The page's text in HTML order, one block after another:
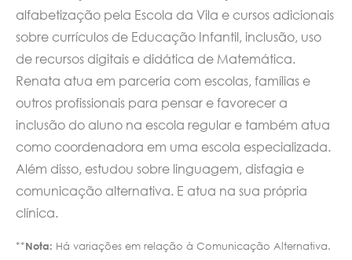
alfabetização pela Escola da Vila e cursos adicionais
sobre currículos de Educação Infantil, inclusão, uso
de recursos digitais e didática de Matemática.
Renata atua em parceria com escolas, famílias e
outros profissionais para pensar e favorecer a
inclusão do aluno na escola regular e também atua
como coordenadora em uma escola especializada.
Além disso, estudou sobre linguagem, disfagia e
comunicação alternativa. E atua na sua própria
clínica.
**Nota: Há variações em relação à Comunicação Alternativa.